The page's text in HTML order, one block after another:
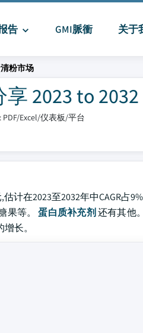
告 GMI脈衝 关于
粉市场
2023 to 2032
Excel/仪表板/平台
计在2023至2032年中CAGR占
果等。蛋白质补充剂 还有其他
长。